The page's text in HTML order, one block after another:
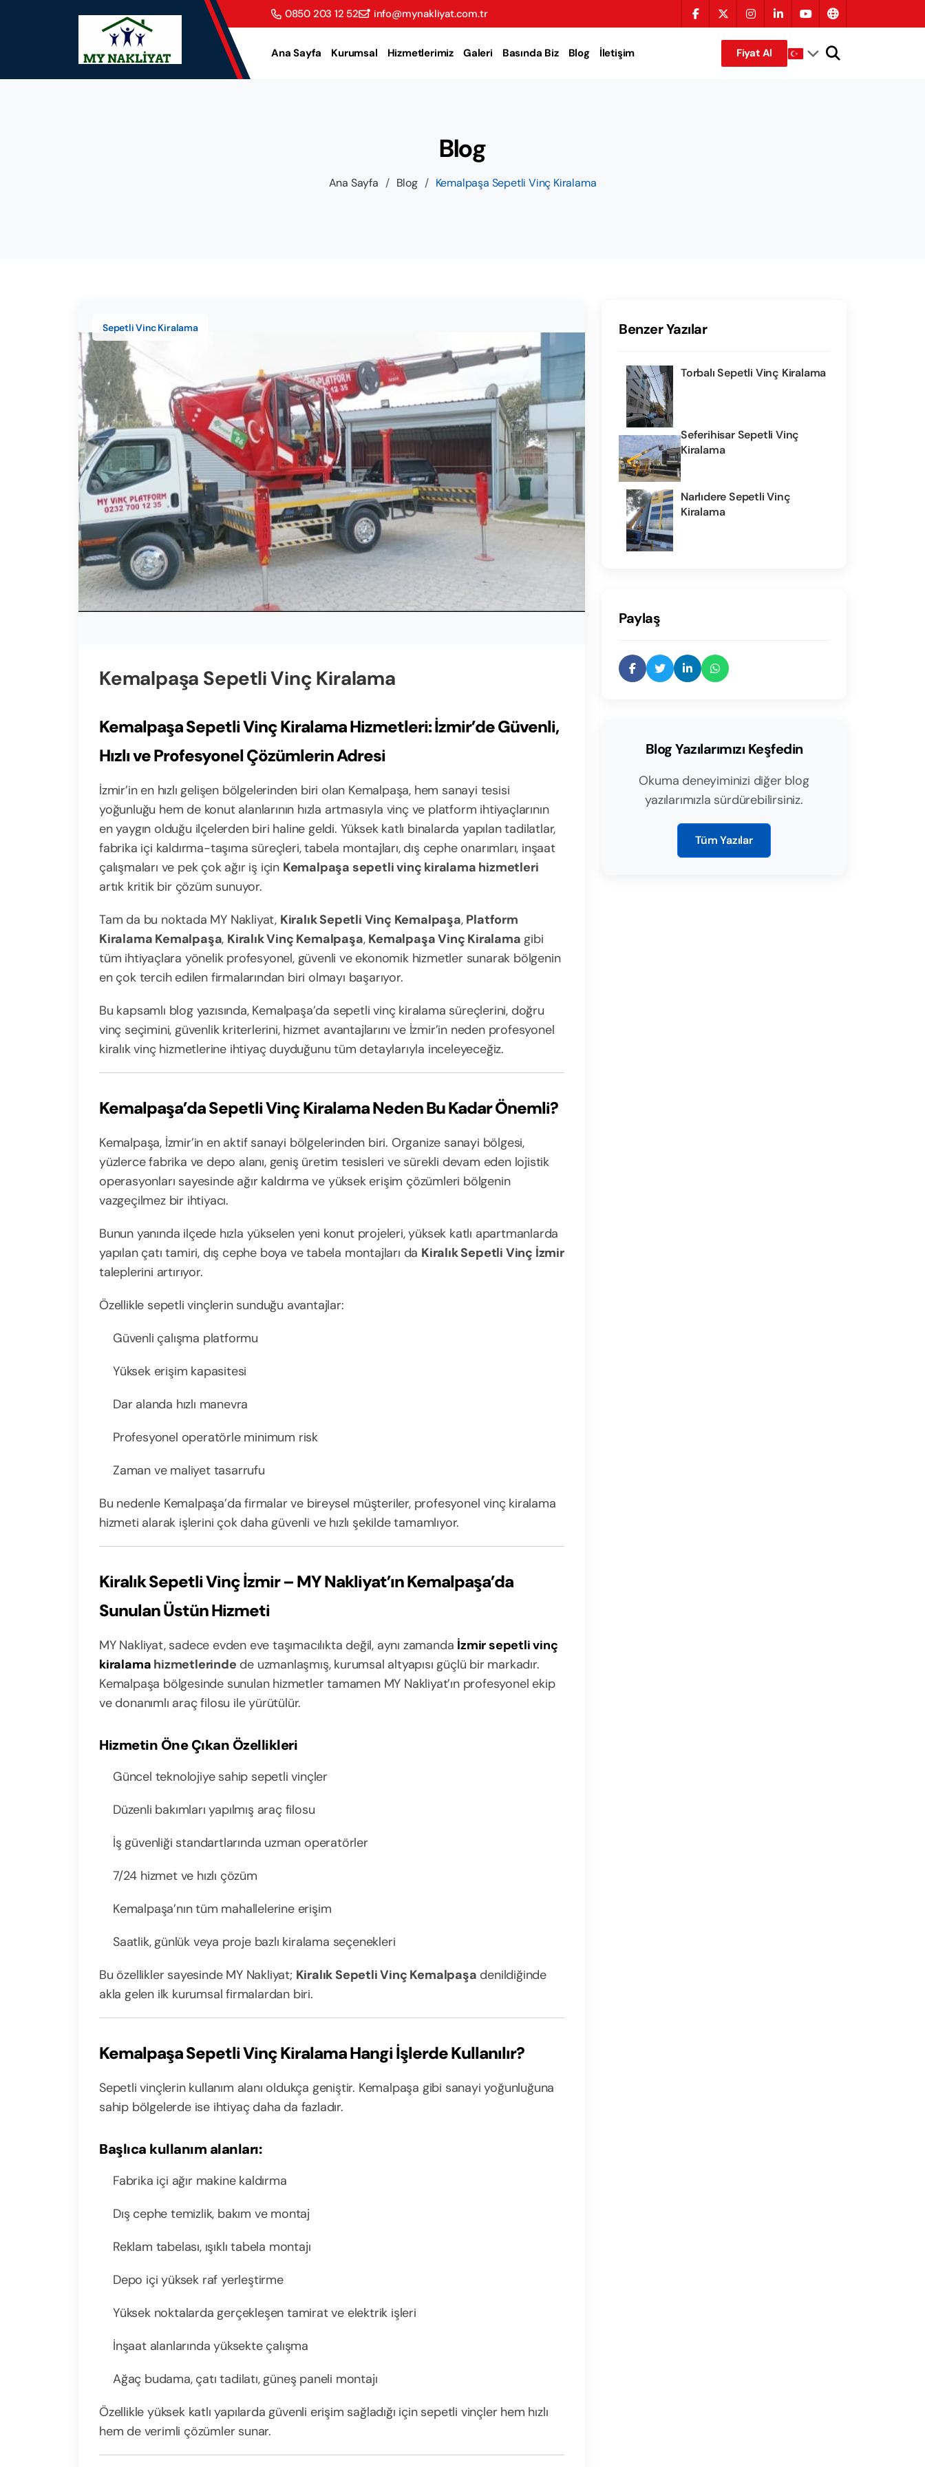
0850 203 12 52 info@mynakliyat.com.tr
Ana Sayfa Kurumsal Hizmetlerimiz Galeri Basında Biz Blog İletişim Fiyat Al
Blog
Ana Sayfa / Blog / Kemalpaşa Sepetli Vinç Kiralama
Sepetli Vinc Kiralama
Kemalpaşa Sepetli Vinç Kiralama
Kemalpaşa Sepetli Vinç Kiralama Hizmetleri: İzmir’de Güvenli,
Hızlı ve Profesyonel Çözümlerin Adresi
İzmir’in en hızlı gelişen bölgelerinden biri olan Kemalpaşa, hem sanayi tesisi
yoğunluğu hem de konut alanlarının hızla artmasıyla vinç ve platform ihtiyaçlarının
en yaygın olduğu ilçelerden biri haline geldi. Yüksek katlı binalarda yapılan tadilatlar,
fabrika içi kaldırma-taşıma süreçleri, tabela montajları, dış cephe onarımları, inşaat
çalışmaları ve pek çok ağır iş için Kemalpaşa sepetli vinç kiralama hizmetleri
artık kritik bir çözüm sunuyor.
Tam da bu noktada MY Nakliyat, Kiralık Sepetli Vinç Kemalpaşa, Platform
Kiralama Kemalpaşa, Kiralık Vinç Kemalpaşa, Kemalpaşa Vinç Kiralama gibi
tüm ihtiyaçlara yönelik profesyonel, güvenli ve ekonomik hizmetler sunarak bölgenin
en çok tercih edilen firmalarından biri olmayı başarıyor.
Bu kapsamlı blog yazısında, Kemalpaşa’da sepetli vinç kiralama süreçlerini, doğru
vinç seçimini, güvenlik kriterlerini, hizmet avantajlarını ve İzmir’in neden profesyonel
kiralık vinç hizmetlerine ihtiyaç duyduğunu tüm detaylarıyla inceleyeceğiz.
Kemalpaşa’da Sepetli Vinç Kiralama Neden Bu Kadar Önemli?
Kemalpaşa, İzmir’in en aktif sanayi bölgelerinden biri. Organize sanayi bölgesi,
yüzlerce fabrika ve depo alanı, geniş üretim tesisleri ve sürekli devam eden lojistik
operasyonları sayesinde ağır kaldırma ve yüksek erişim çözümleri bölgenin
vazgeçilmez bir ihtiyacı.
Bunun yanında ilçede hızla yükselen yeni konut projeleri, yüksek katlı apartmanlarda
yapılan çatı tamiri, dış cephe boya ve tabela montajları da Kiralık Sepetli Vinç İzmir
taleplerini artırıyor.
Özellikle sepetli vinçlerin sunduğu avantajlar:
Güvenli çalışma platformu
Yüksek erişim kapasitesi
Dar alanda hızlı manevra
Profesyonel operatörle minimum risk
Zaman ve maliyet tasarrufu
Bu nedenle Kemalpaşa’da firmalar ve bireysel müşteriler, profesyonel vinç kiralama
hizmeti alarak işlerini çok daha güvenli ve hızlı şekilde tamamlıyor.
Kiralık Sepetli Vinç İzmir – MY Nakliyat’ın Kemalpaşa’da
Sunulan Üstün Hizmeti
MY Nakliyat, sadece evden eve taşımacılıkta değil, aynı zamanda İzmir sepetli vinç
kiralama hizmetlerinde de uzmanlaşmış, kurumsal altyapısı güçlü bir markadır.
Kemalpaşa bölgesinde sunulan hizmetler tamamen MY Nakliyat’ın profesyonel ekip
ve donanımlı araç filosu ile yürütülür.
Hizmetin Öne Çıkan Özellikleri
Güncel teknolojiye sahip sepetli vinçler
Düzenli bakımları yapılmış araç filosu
İş güvenliği standartlarında uzman operatörler
7/24 hizmet ve hızlı çözüm
Kemalpaşa’nın tüm mahallelerine erişim
Saatlik, günlük veya proje bazlı kiralama seçenekleri
Bu özellikler sayesinde MY Nakliyat; Kiralık Sepetli Vinç Kemalpaşa denildiğinde
akla gelen ilk kurumsal firmalardan biri.
Kemalpaşa Sepetli Vinç Kiralama Hangi İşlerde Kullanılır?
Sepetli vinçlerin kullanım alanı oldukça geniştir. Kemalpaşa gibi sanayi yoğunluğuna
sahip bölgelerde ise ihtiyaç daha da fazladır.
Başlıca kullanım alanları:
Fabrika içi ağır makine kaldırma
Dış cephe temizlik, bakım ve montaj
Reklam tabelası, ışıklı tabela montajı
Depo içi yüksek raf yerleştirme
Yüksek noktalarda gerçekleşen tamirat ve elektrik işleri
İnşaat alanlarında yüksekte çalışma
Ağaç budama, çatı tadilatı, güneş paneli montajı
Özellikle yüksek katlı yapılarda güvenli erişim sağladığı için sepetli vinçler hem hızlı
hem de verimli çözümler sunar.
Benzer Yazılar
Torbalı Sepetli Vinç Kiralama
Seferihisar Sepetli Vinç
Kiralama
Narlıdere Sepetli Vinç
Kiralama
Paylaş
Blog Yazılarımızı Keşfedin
Okuma deneyiminizi diğer blog
yazılarımızla sürdürebilirsiniz.
Tüm Yazılar